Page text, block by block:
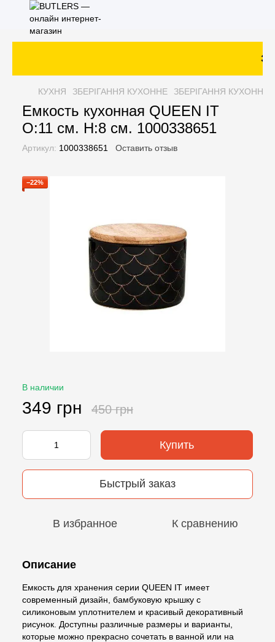
КУХНЯ ЗБЕРІГАННЯ КУХОННЕ ЗБЕРІГАННЯ КУХОННЕ
Емкость кухонная QUEEN IT
O:11 см. H:8 см. 1000338651
Артикул: 1000338651 Оставить отзыв
−22%
В наличии
349 грн 450 грн
Купить
Быстрый заказ
В избранное К сравнению
Описание
Емкость для хранения серии QUEEN IT имеет
современный дизайн, бамбуковую крышку с
силиконовым уплотнителем и красивый декоративный
рисунок. Доступны различные размеры и варианты,
которые можно прекрасно сочетать в ванной или на